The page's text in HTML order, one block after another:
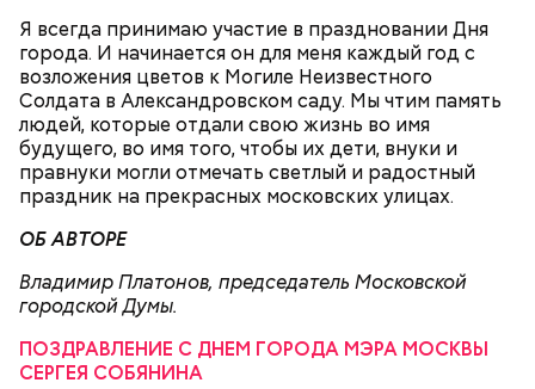
Я всегда принимаю участие в праздновании Дня
города. И начинается он для меня каждый год с
возложения цветов к Могиле Неизвестного
Солдата в Александровском саду. Мы чтим память
людей, которые отдали свою жизнь во имя
будущего, во имя того, чтобы их дети, внуки и
правнуки могли отмечать светлый и радостный
праздник на прекрасных московских улицах.
ОБ АВТОРЕ
Владимир Платонов, председатель Московской
городской Думы.
ПОЗДРАВЛЕНИЕ С ДНЕМ ГОРОДА МЭРА МОСКВЫ
СЕРГЕЯ СОБЯНИНА
За свою земную жизнь он совершил множество
добрых дел во славу Божию.
Очищенный сырой салатный сельдерей
нашинковать соломкой. Яблоки очистить от
кожицы и семян, нарезать ломтиками. Так же
нарезать вареный картофель. Продукты
перемешать, полить салатной заправкой, выложить
в салатник горкой и украсить веточками
сельдерея, кусочками свежих помидоров и
ломтиками яблок.